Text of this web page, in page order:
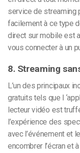
service de streaming
facilement à ce type
direct sur mobile est
vous connecter à un
8. Streaming
L’un des principaux
gratuits tels que l ‘
lecteur vidéo est
l’expérience des
avec l’événement et
encombrer l’écran et